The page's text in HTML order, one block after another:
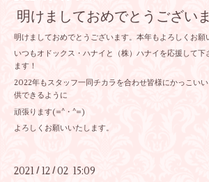
明けましておめでとうござい
明けましておめでとうございます。本年もよろしくお願
いつもオドックス・ハナイと（株）ハナイを応援して
ます！
2022年もスタッフ一同チカラを合わせ皆様にかっこい
供できるように
頑張ります(=^・^=)
よろしくお願いいたします。
2021 / 12 / 02 15:09